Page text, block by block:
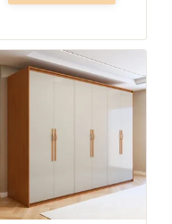
produto
tem
várias
variantes.
As